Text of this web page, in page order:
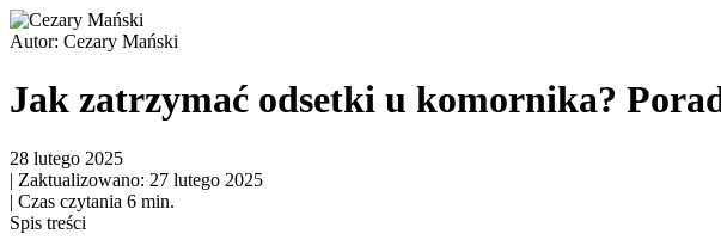
Autor: Cezary Mański
Jak zatrzymać odsetki u komornika?
28 lutego 2025
| Zaktualizowano: 27 lutego 2025
| Czas czytania 6 min.
Spis treści